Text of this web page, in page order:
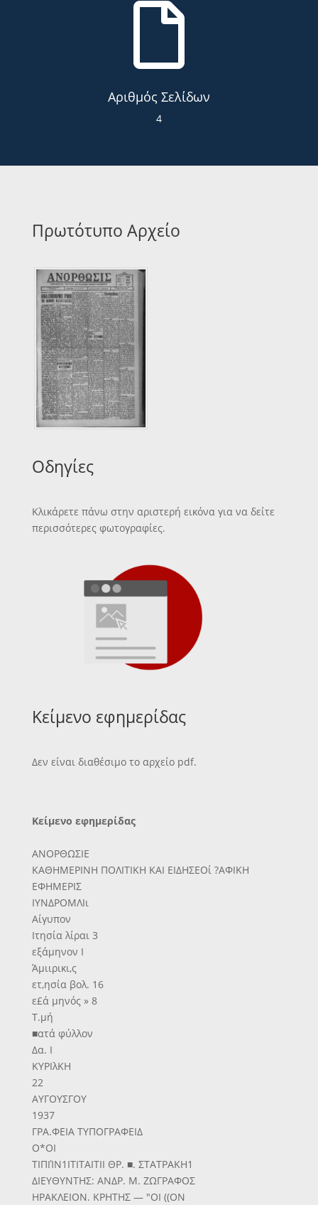

Αριθμός Σελίδων
4
Πρωτότυπο Αρχείο
Οδηγίες
Κλικάρετε πάνω στην αριστερή εικόνα για να δείτε
περισσότερες φωτογραφίες.
Κείμενο εφημερίδας
Δεν είναι διαθέσιμο το αρχείο pdf.
Κείμενο εφημερίδας
ΑΝΟΡΘΩΣΙΕ
ΚΑΘΗΜΕΡΙΝΗ ΠΟΛΙΤΙΚΗ ΚΑΙ ΕΙΔΗΣΕΟί ?ΑΦΙΚΗ
ΕΦΗΜΕΡΙΣ
ΙΥΝΔΡΟΜΛΙι
Αίγυπον
Ιτησία λίραι 3
εξάμηνον Ι
Άμιιρικι,ς
ετ,ησία βολ. 16
ε£ά μηνός » 8
Τ.μή
■ατά φύλλον
Δα. Ι
ΚΥΡΙλΚΗ
22
ΑΥΓΟΥΣΓΟΥ
1937
ΓΡΑ.ΦΕΙΑ ΤΥΠΟΓΡΑΦΕΙΔ
Ο*ΟΙ
ΤΙΠΙΊΝ1ΙΤΙΤΑΙΤΙΙ ΘΡ. ■. ΣΤΑΤΡΑΚΗ1
ΔΙΕΥΘΥΝΤΗΣ: ΑΝΔΡ. Μ. ΖΩΓΡΑΦΟΣ
ΗΡΑΚΛΕΙΟΝ. ΚΡΗΤΗΣ — "ΟΙ ((ΟΝ